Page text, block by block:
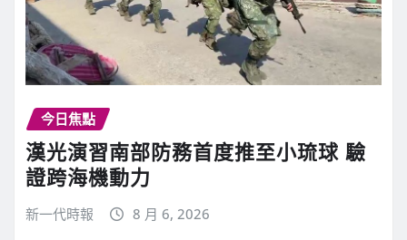
今日焦點
漢光演習南部防務首度推至小琉球 驗
證跨海機動力
新一代時報 8 月 6, 2026